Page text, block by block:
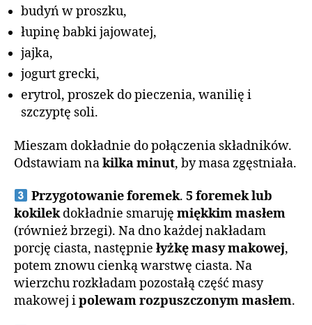
budyń w proszku,
łupinę babki jajowatej,
jajka,
jogurt grecki,
erytrol, proszek do pieczenia, wanilię i
szczyptę soli.
Mieszam dokładnie do połączenia składników.
Odstawiam nakilka minut, by masa zgęstniała.
Przygotowanie foremek. 5 foremek lub
kokilekdokładnie smaruję miękkim masłem
(również brzegi). Na dno każdej nakładam
porcję ciasta, następnie łyżkę masy makowej,
potem znowu cienką warstwę ciasta. Na
wierzchu rozkładam pozostałą część masy
makowej ipolewam rozpuszczonym masłem.